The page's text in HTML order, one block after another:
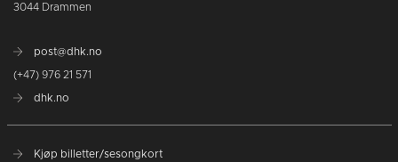
3044 Drammen
post@dhk.no
(+47) 976 21 571
dhk.no
Kjøp billetter/sesongkort